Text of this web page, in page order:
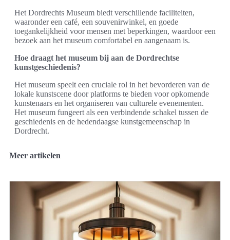
Het Dordrechts Museum biedt verschillende faciliteiten,
waaronder een café, een souvenirwinkel, en goede
toegankelijkheid voor mensen met beperkingen, waardoor een
bezoek aan het museum comfortabel en aangenaam is.
Hoe draagt het museum bij aan de Dordrechtse
kunstgeschiedenis?
Het museum speelt een cruciale rol in het bevorderen van de
lokale kunstscene door platforms te bieden voor opkomende
kunstenaars en het organiseren van culturele evenementen.
Het museum fungeert als een verbindende schakel tussen de
geschiedenis en de hedendaagse kunstgemeenschap in
Dordrecht.
Meer artikelen